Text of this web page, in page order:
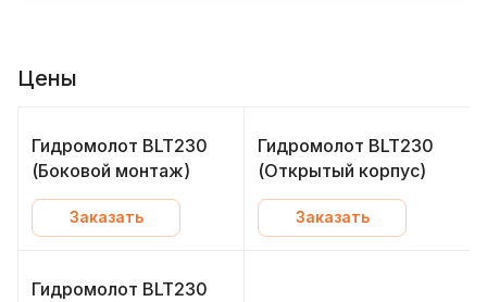
Цены
Гидромолот BLT230
(Боковой монтаж)
Заказать
Гидромолот BLT230
(Открытый корпус)
Заказать
Гидромолот BLT230